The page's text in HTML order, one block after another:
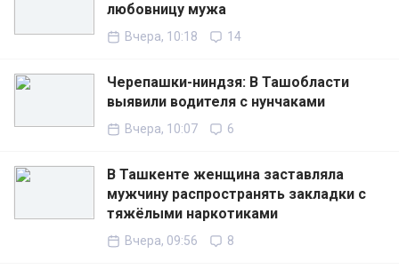
любовницу мужа
Вчера, 10:18 14
Черепашки-ниндзя: В Ташобласти
выявили водителя с нунчаками
Вчера, 10:07 6
В Ташкенте женщина заставляла
мужчину распространять закладки с
тяжёлыми наркотиками
Вчера, 09:56 8